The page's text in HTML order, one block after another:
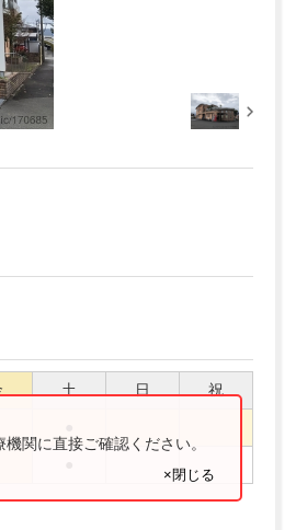
土 日 祝
関に直接ご確認ください。
×閉じる